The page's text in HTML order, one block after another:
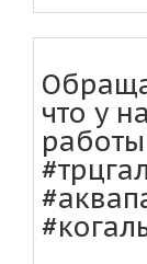
что у